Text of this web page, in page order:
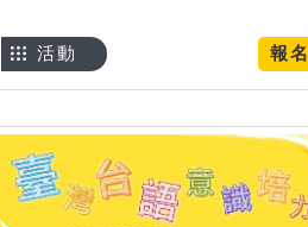
報名
活動